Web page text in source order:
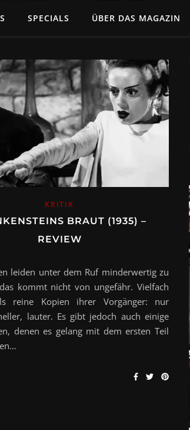
SPECIALS ÜBER DAS MAGAZIN
KRITIK
BRAUT (1935) –
REVIEW
leiden unter dem Ruf minderwertig zu
kommt nicht von ungefähr. Vielfach
reine Kopien ihrer Vorgänger: nur
lauter. Es gibt jedoch auch einige
denen es gelang mit dem ersten Teil